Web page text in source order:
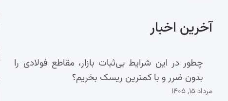
آخرین اخبار
چطور در این شرایط بی‌ثبات بازار، مقاطع فولادی را
بدون ضرر و با کمترین ریسک بخریم؟
مرداد ۱۵, ۱۴۰۵